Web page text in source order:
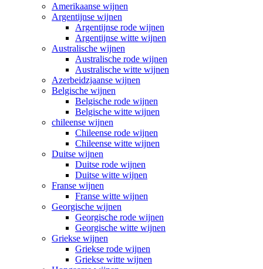
Amerikaanse wijnen
Argentijnse wijnen
Argentijnse rode wijnen
Argentijnse witte wijnen
Australische wijnen
Australische rode wijnen
Australische witte wijnen
Azerbeidzjaanse wijnen
Belgische wijnen
Belgische rode wijnen
Belgische witte wijnen
chileense wijnen
Chileense rode wijnen
Chileense witte wijnen
Duitse wijnen
Duitse rode wijnen
Duitse witte wijnen
Franse wijnen
Franse witte wijnen
Georgische wijnen
Georgische rode wijnen
Georgische witte wijnen
Griekse wijnen
Griekse rode wijnen
Griekse witte wijnen